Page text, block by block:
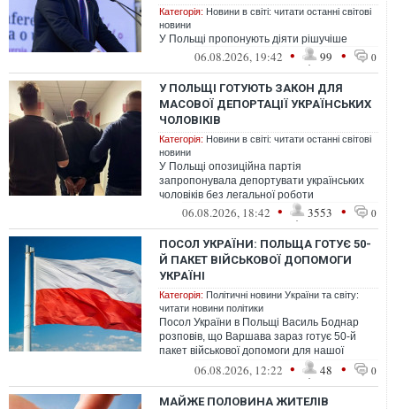
Категорія: Новини в світі: читати останні світові
новини
У Польщі пропонують діяти рішучіше
06.08.2026, 19:42 • 99 • 0
У ПОЛЬЩІ ГОТУЮТЬ ЗАКОН ДЛЯ
МАСОВОЇ ДЕПОРТАЦІЇ УКРАЇНСЬКИХ
ЧОЛОВІКІВ
Категорія: Новини в світі: читати останні світові
новини
У Польщі опозиційна партія
запропонувала депортувати українських
чоловіків без легальної роботи
06.08.2026, 18:42 • 3553 • 0
ПОСОЛ УКРАЇНИ: ПОЛЬЩА ГОТУЄ 50-
Й ПАКЕТ ВІЙСЬКОВОЇ ДОПОМОГИ
УКРАЇНІ
Категорія: Політичні новини України та світу:
читати новини політики
Посол України в Польщі Василь Боднар
розповів, що Варшава зараз готує 50-й
пакет військової допомоги для нашої
держави.06.08.2026, 12:22 • 48 • 0
МАЙЖЕ ПОЛОВИНА ЖИТЕЛІВ